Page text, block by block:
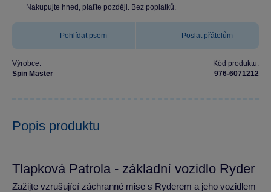
Nakupujte hned, plaťte později. Bez poplatků.
Pohlídat psem Poslat přátelům
Výrobce:
Spin Master
Kód produktu:
976-6071212
Popis produktu
Tlapková Patrola - základní vozidlo Ryder
Zažijte vzrušující záchranné mise s Ryderem a jeho vozidlem